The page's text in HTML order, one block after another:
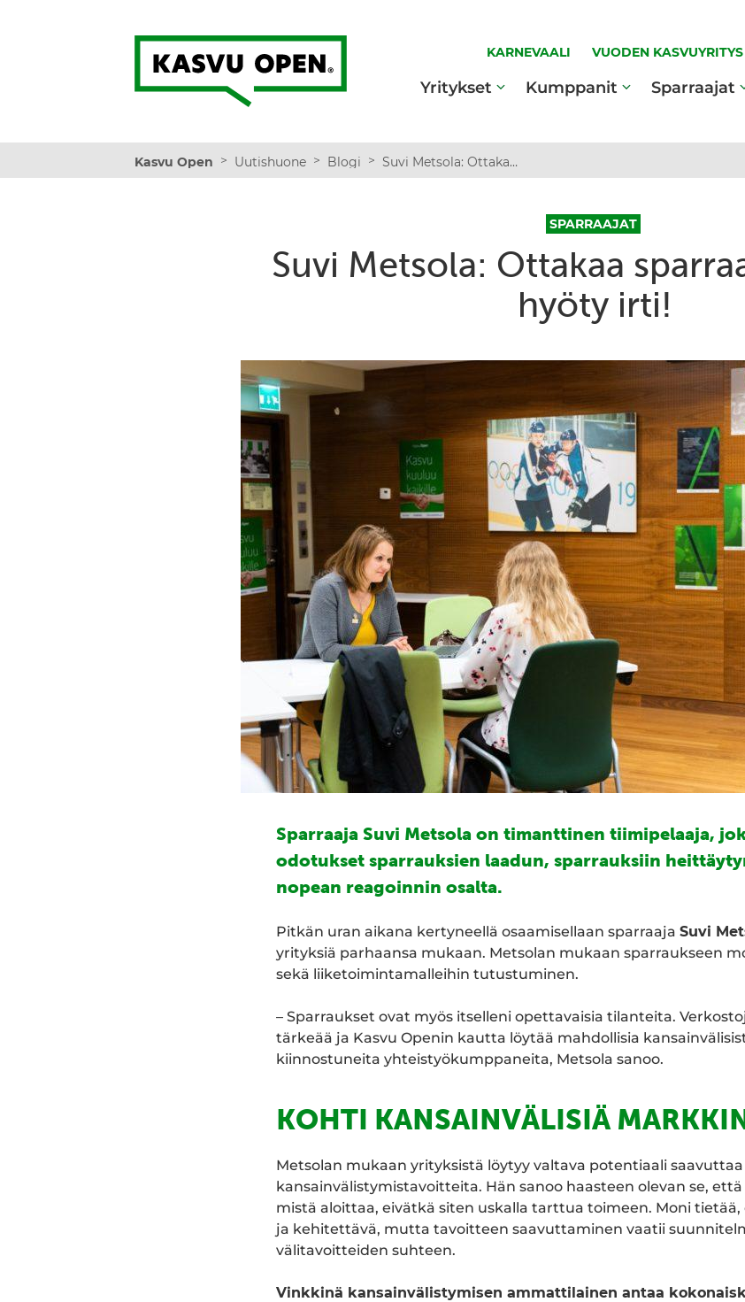
Kasvu Open
KARNEVAALI VUODEN KASVUYRITYS
Yritykset Kumppanit Sparraajat
Kasvu Open > Uutishuone > Blogi > Suvi Metsola: Ottakaa sparraajista kaikki hyöty irti!
SPARRAAJAT
Suvi Metsola: Ottakaa
hyöty irti!
Sparraaja Suvi Metsola on timanttinen tiimipelaaja,
odotukset sparrauksien laadun, sparrauksiin
nopean reagoinnin osalta.
Pitkän uran aikana kertyneellä osaamisellaan sparraaja Suvi
yrityksiä parhaansa mukaan. Metsolan mukaan sparraukseen
sekä liiketoimintamalleihin tutustuminen.
– Sparraukset ovat myös itselleni opettavaisia tilanteita.
tärkeää ja Kasvu Openin kautta löytää mahdollisia
kiinnostuneita yhteistyökumppaneita, Metsola sanoo.
KOHTI KANSAINVÄLISIÄ
Metsolan mukaan yrityksistä löytyy valtava potentiaali
kansainvälistymistavoitteita. Hän sanoo haasteen olevan se,
mistä aloittaa, eivätkä siten uskalla tarttua toimeen. Moni
ja kehitettävä, mutta tavoitteen saavuttaminen vaatii
välitavoitteiden suhteen.
Vinkkinä kansainvälistymisen ammattilainen antaa